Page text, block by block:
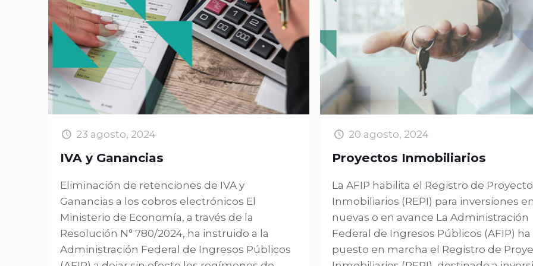
23 agosto, 2024
IVA y Ganancias
Eliminación de retenciones de IVA y
Ganancias a los cobros electrónicos El
Ministerio de Economía, a través de la
Resolución N° 780/2024, ha instruido a la
Administración Federal de Ingresos Públicos
20 agosto, 2024
Proyectos Inmobiliarios
La AFIP habilita el Registro de
Inmobiliarios (REPI) para inversiones
nuevas o en avance La Administración
Federal de Ingresos Públicos (AFIP) ha
puesto en marcha el Registro de